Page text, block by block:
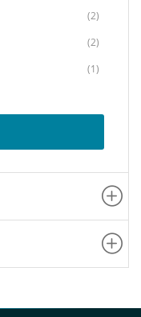
(2)
(2)
(1)
(1)
(1)
(1)